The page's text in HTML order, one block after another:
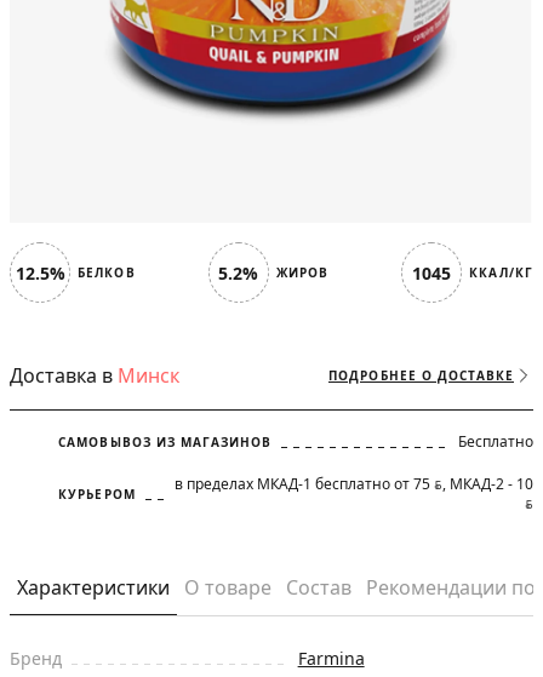
12.5% БЕЛКОВ 5.2% ЖИРОВ 1045 ККАЛ/КГ
Доставка в Минск ПОДРОБНЕЕ О ДОСТАВКЕ
САМОВЫВОЗ ИЗ МАГАЗИНОВ Бесплатно
КУРЬЕРОМ в пределах МКАД-1 бесплатно от 75 BYN, МКАД-2 - 10
BYN
Характеристики О товаре Состав Рекомендации
Бренд Farmina